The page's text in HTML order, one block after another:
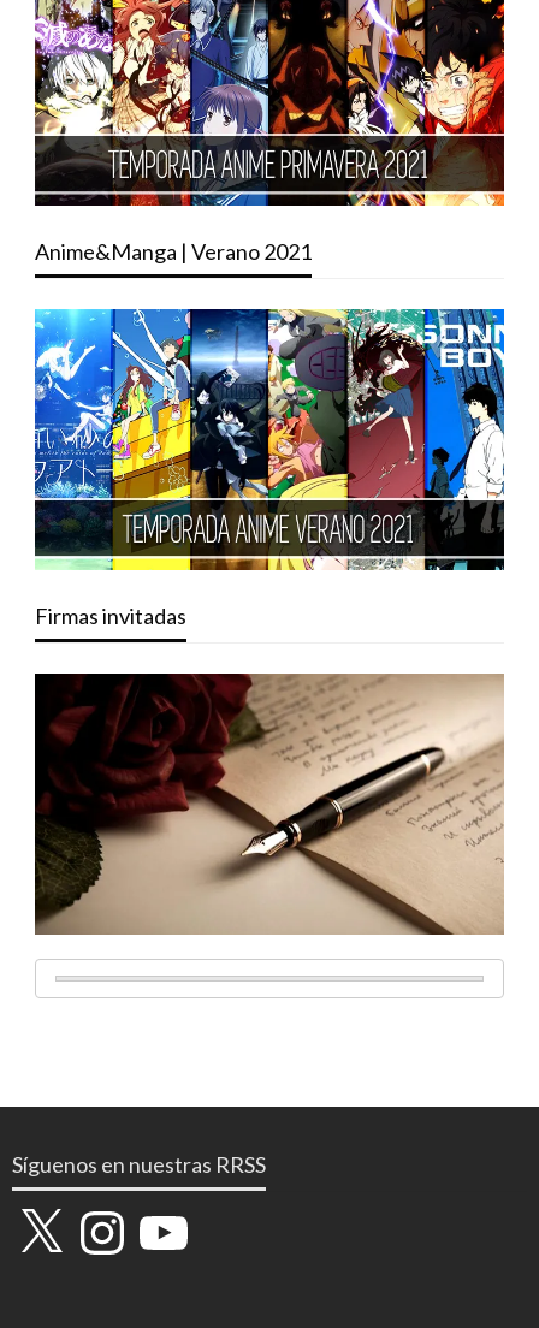
Anime&Manga | Verano 2021
Firmas invitadas
Síguenos en nuestras RRSS
X InstagramYouTube